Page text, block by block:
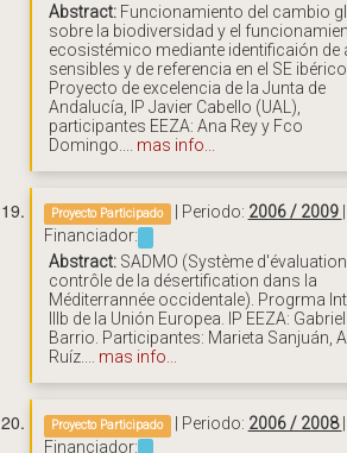
Abstract: Funcionamiento del cambio
sobre la biodiversidad y el
ecosistémico mediante identificaión de
sensibles y de referencia en el SE ibérico.
Proyecto de excelencia de la Junta de
Andalucía, IP Javier Cabello (UAL),
participantes EEZA: Ana Rey y Fco
Domingo.... mas info...
Proyecto Participado | Periodo: 2006 / 2009
Financiador:
Abstract: SADMO (Système
contrôle de la désertification dans la
Méditerrannée occidentale). Progrma
IIIb de la Unión Europea. IP EEZA: Gabriel
Barrio. Participantes: Marieta Sanjuán,
Ruíz.... mas info...
Proyecto Participado | Periodo: 2006 / 2008
Financiador: